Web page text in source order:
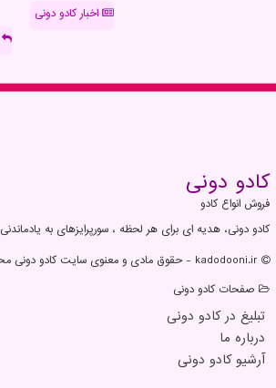
اخبار کادو دونی
كادو دونی
فروش انواع کادو
کادو دونی، هدیه ای برای هر لحظه ، سورپرایزهای به یادماندنی
صفحات كادو دونی
تبلیغ در كادو دونی
درباره ما
آرشیو كادو دونی